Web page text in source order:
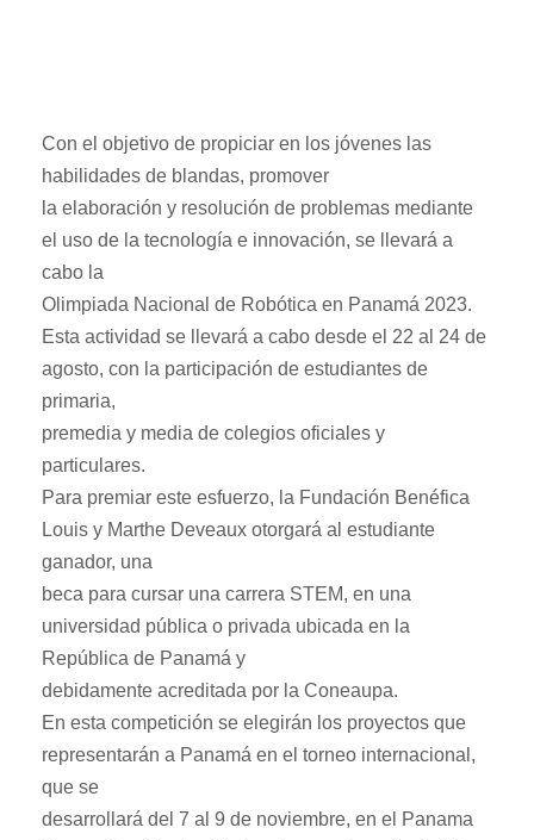
Con el objetivo de propiciar en los jóvenes las
habilidades de blandas, promover
la elaboración y resolución de problemas mediante
el uso de la tecnología e innovación, se llevará a
cabo la
Olimpiada Nacional de Robótica en Panamá 2023.
Esta actividad se llevará a cabo desde el 22 al 24 de
agosto, con la participación de estudiantes de
primaria,
premedia y media de colegios oficiales y
particulares.
Para premiar este esfuerzo, la Fundación Benéfica
Louis y Marthe Deveaux otorgará al estudiante
ganador, una
beca para cursar una carrera STEM, en una
universidad pública o privada ubicada en la
República de Panamá y
debidamente acreditada por la Coneaupa.
En esta competición se elegirán los proyectos que
representarán a Panamá en el torneo internacional,
que se
desarrollará del 7 al 9 de noviembre, en el Panama